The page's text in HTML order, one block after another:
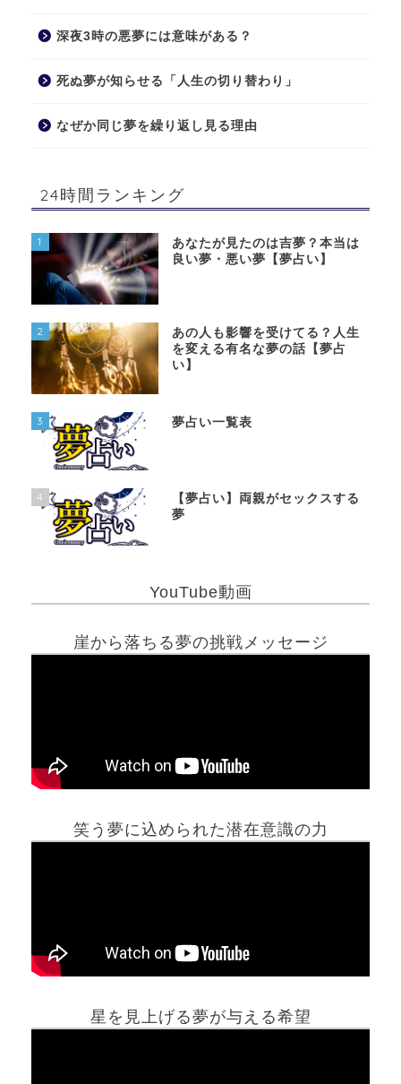
深夜3時の悪夢には意味がある？
死ぬ夢が知らせる「人生の切り替わり」
なぜか同じ夢を繰り返し見る理由
24時間ランキング
1
あなたが見たのは吉夢？本当は
良い夢・悪い夢【夢占い】
2
あの人も影響を受けてる？人生
を変える有名な夢の話【夢占
い】
3 夢占い一覧表
4
【夢占い】両親がセックスする
夢
YouTube動画
崖から落ちる夢の挑戦メッセージ
笑う夢に込められた潜在意識の力
星を見上げる夢が与える希望
ホーム